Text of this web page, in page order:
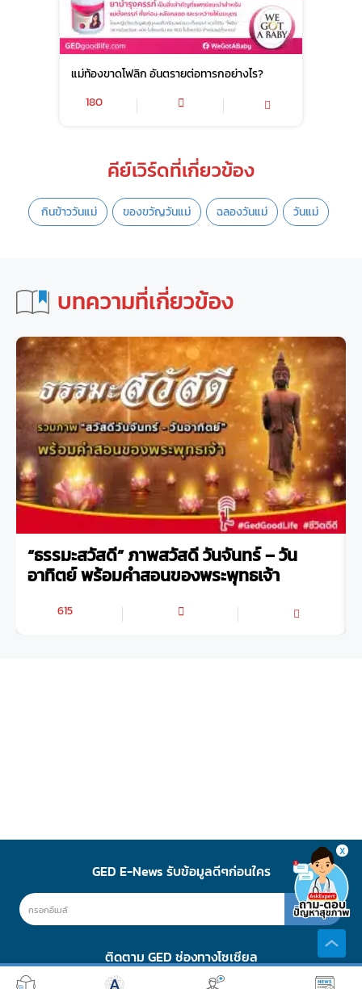
แม่ท้องขาดโฟลิก อันตรายต่อทารกอย่างไร?
180
คีย์เวิร์ดที่เกี่ยวข้อง
​ กินข้าววันแม่ ของขวัญวันแม่ ฉลองวันแม่ วันแม่
บทความที่เกี่ยวข้อง
“ธรรมะสวัสดี” ภาพสวัสดี วันจันทร์ – วัน
อาทิตย์ พร้อมคำสอนของพระพุทธเจ้า
615
GED E-News รับข้อมูลดีๆก่อนใคร
สมัคร
ติดตาม GED ช่องทางโซเชียล
X